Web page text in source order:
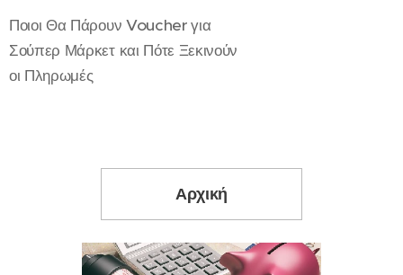
Ποιοι Θα Πάρουν Voucher για
Σούπερ Μάρκετ και Πότε Ξεκινούν
οι Πληρωμές
Αρχική